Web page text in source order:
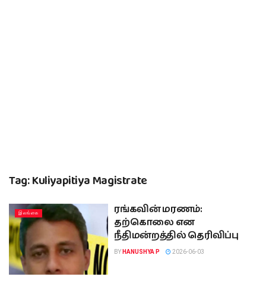
Tag:Kuliyapitiya Magistrate
இலங்கை
ரங்கவின் மரணம்:
தற்கொலை என
நீதிமன்றத்தில் தெரிவிப்பு
BY HANUSHYA P 2026-06-03